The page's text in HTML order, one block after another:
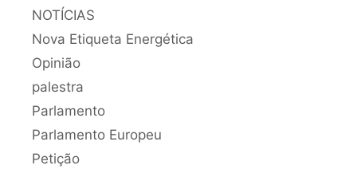
NOTÍCIAS
Nova Etiqueta Energética
Opinião
palestra
Parlamento
Parlamento Europeu
Petição